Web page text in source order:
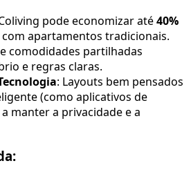
pode economizar até40%
apartamentos tradicionais.
comodidades partilhadas
e regras claras.
: Layouts bem pensados
(como aplicativos de
manter a privacidade e a